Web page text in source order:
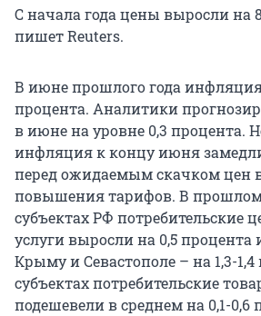
С начала года цены выросли на
пишет Reuters.
В июне прошлого года инфляция
процента. Аналитики
в июне на уровне 0,3 процента.
инфляция к концу июня
перед ожидаемым скачком цен
повышения тарифов. В
субъектах РФ потребительские
услуги выросли на 0,5 процента
Крыму и Севастополе – на 1,3-1,4
субъектах потребительские
подешевели в среднем на 0,1-0,6